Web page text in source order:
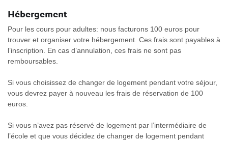
Hébergement
Pour les cours pour adultes: nous facturons 100 euros pour
trouver et organiser votre hébergement. Ces frais sont payables à
l’inscription. En cas d’annulation, ces frais ne sont pas
remboursables.
Si vous choisissez de changer de logement pendant votre séjour,
vous devrez payer à nouveau les frais de réservation de 100
euros.
Si vous n’avez pas réservé de logement par l’intermédiaire de
l’école et que vous décidez de changer de logement pendant